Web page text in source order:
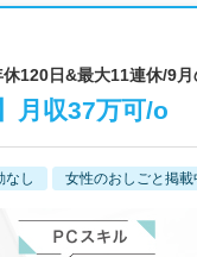
120日&最大11連休/9
月収37万可/o
なし 女性のおしごと掲載